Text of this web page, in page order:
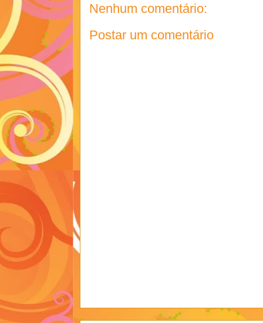
Nenhum comentário:
Postar um comentário